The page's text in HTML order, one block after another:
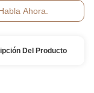
Ahora.
Del Producto